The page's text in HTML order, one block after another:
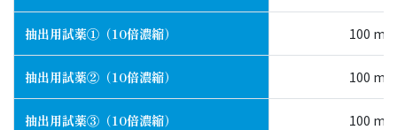
抽出用試薬①（10倍濃縮） 100 mL
抽出用試薬②（10倍濃縮） 100 mL
抽出用試薬③（10倍濃縮） 100 mL